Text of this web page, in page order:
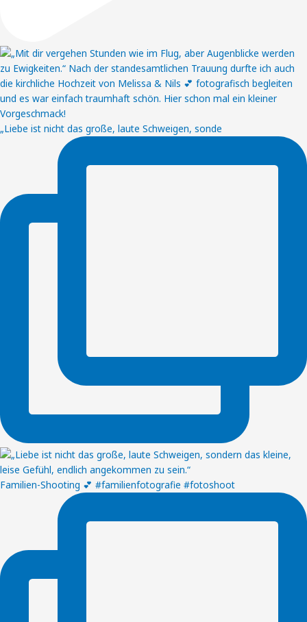
„Liebe ist nicht das große, laute Schweigen, sonde
Familien-Shooting 💕 #familienfotografie #fotoshoot